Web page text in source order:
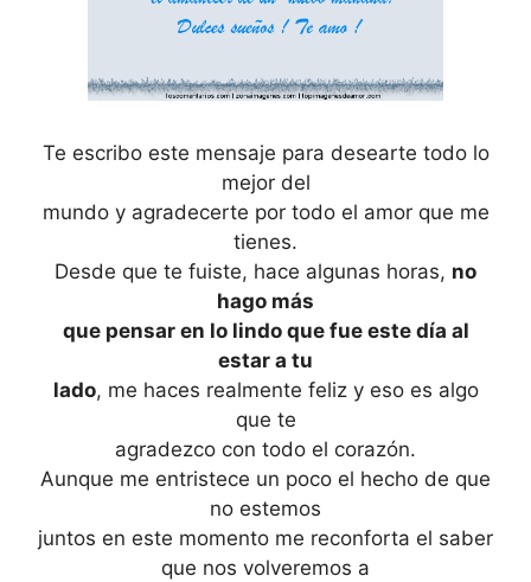
Te escribo este mensaje para desearte todo lo
mejor del
mundo y agradecerte por todo el amor que me
tienes.
Desde que te fuiste, hace algunas horas, no
hago más
que pensar en lo lindo que fue este día al
estar a tu
lado, me haces realmente feliz y eso es algo
que te
agradezco con todo el corazón.
Aunque me entristece un poco el hecho de que
no estemos
juntos en este momento me reconforta el saber
que nos volveremos a